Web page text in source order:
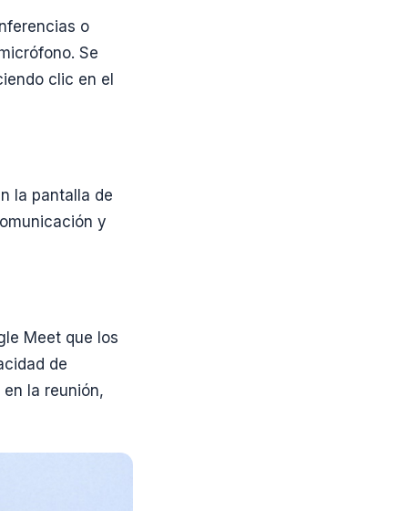
o
Se
clic en el
la pantalla de
y
Meet que los
de
la reunión,